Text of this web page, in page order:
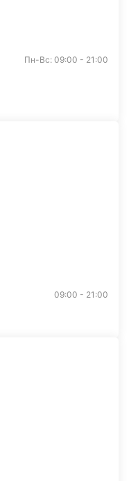
Пн-Вс: 09:00 - 21:00
09:00 - 21:00